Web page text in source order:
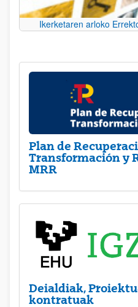
Ikerketaren arloko
Plan de
Transformación y
MRR
Deialdiak,
kontratuak